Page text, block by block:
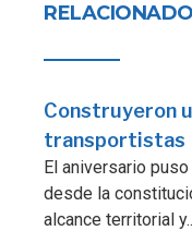
Construyeron
transportistas
El aniversario
desde la
alcance territorial